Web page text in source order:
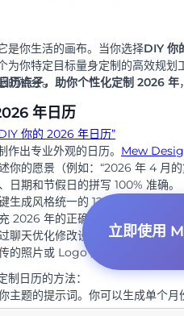
是你生活的画布。当你选择DIY 你
你特定目标量身定制的高效规划
的机会。
历点子，助你个性化定制 2026 年
年日历
你的 2026 年日历”
出专业外观的日历。 Mew
你的愿景（例如：“2026 年 4 月的
日期和节假日的拼写 100% 准确。
生成风格统一的 12 个月日历系列
2026 年的正确日期、星期和节假
聊天优化修改设计（例如：“把字
的照片或 Logo 集成到专业的框架
立即使用
日历的方法：
主题的提示词。你可以生成单个